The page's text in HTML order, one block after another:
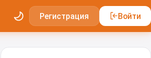
Регистрация Войти